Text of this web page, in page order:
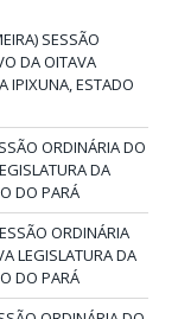
SESSÃO
DA OITAVA
IPIXUNA, ESTADO
ORDINÁRIA DO
DA
DO PARÁ
ORDINÁRIA
LEGISLATURA DA
DO PARÁ